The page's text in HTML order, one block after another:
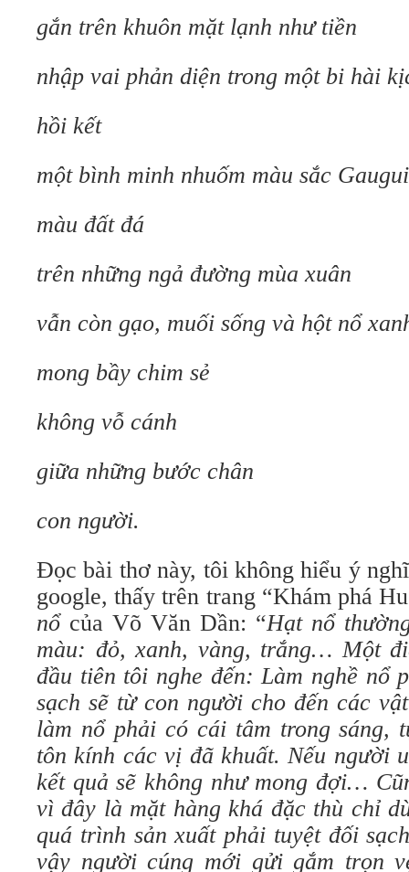
gắn trên khuôn mặt lạnh như tiền
nhập vai phản diện trong một bi hài
hồi kết
một bình minh nhuốm màu sắc
màu đất đá
trên những ngả đường mùa xuân
vẫn còn gạo, muối sống và hột nổ
mong bầy chim sẻ
không vỗ cánh
giữa những bước chân
con người.
Đọc bài thơ này, tôi không hiểu ý
google, thấy trên trang “Khám phá
nổcủa Võ Văn Dần: “Hạt nổ
màu: đỏ, xanh, vàng, trắng… Một
đầu tiên tôi nghe đến: Làm nghề nổ
sạch sẽ từ con người cho đến các
làm nổ phải có cái tâm trong sáng,
tôn kính các vị đã khuất. Nếu người
kết quả sẽ không như mong đợi…
vì đây là mặt hàng khá đặc thù chỉ
quá trình sản xuất phải tuyệt đối
vậy người cúng mới gửi gắm trọn